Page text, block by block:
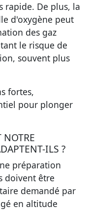
rapide. De plus, la
d'oxygène peut
des gaz
le risque de
souvent plus
fortes,
pour plonger
NOTRE
ILS ?
préparation
doivent être
demandé par
en altitude